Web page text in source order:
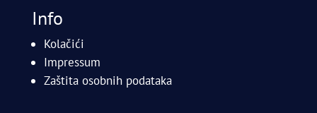
Info
Kolačići
Impressum
Zaštita osobnih podataka